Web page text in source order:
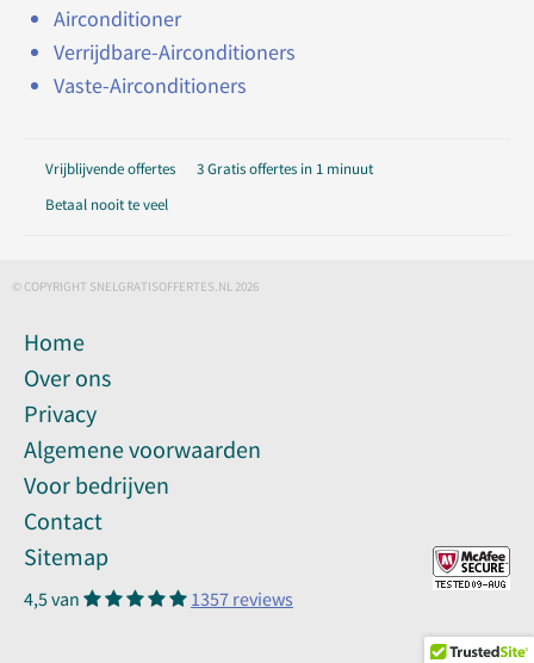
Airconditioner
Verrijdbare-Airconditioners
Vaste-Airconditioners
Vrijblijvende offertes
3 Gratis offertes in 1 minuut
Betaal nooit te veel
© COPYRIGHT SNELGRATISOFFERTES.NL 2026
4,5 van 1357 reviews
Home
Over ons
Privacy
Algemene voorwaarden
Voor bedrijven
Contact
Sitemap